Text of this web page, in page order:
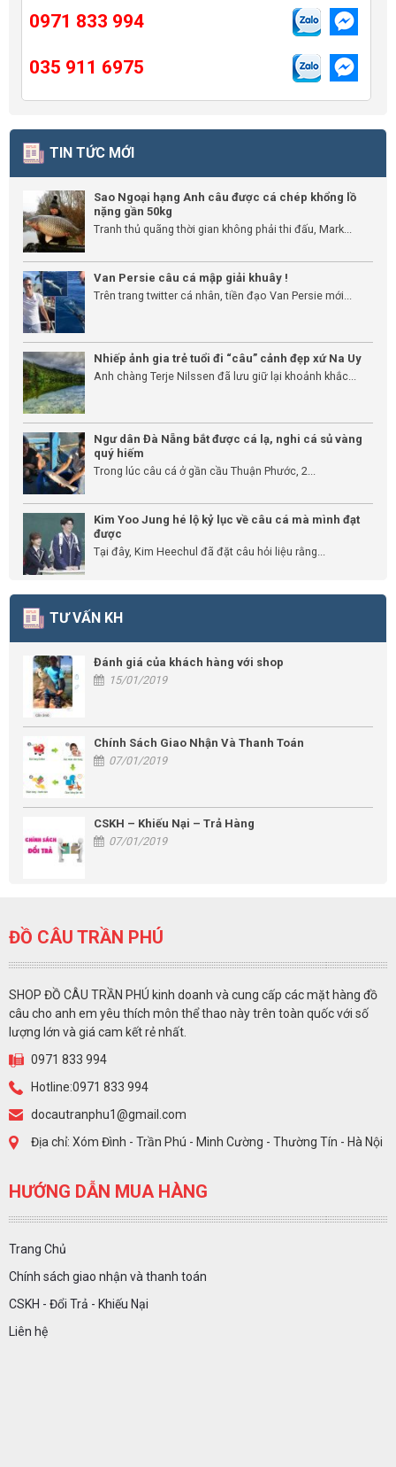
0971 833 994
035 911 6975
TIN TỨC MỚI
Sao Ngoại hạng Anh câu được cá chép khổng lồ
nặng gần 50kg
Tranh thủ quãng thời gian không phải thi đấu, Mark...
Van Persie câu cá mập giải khuây !
Trên trang twitter cá nhân, tiền đạo Van Persie mới...
Nhiếp ảnh gia trẻ tuổi đi “câu” cảnh đẹp xứ Na Uy
Anh chàng Terje Nilssen đã lưu giữ lại khoảnh khắc...
Ngư dân Đà Nẵng bắt được cá lạ, nghi cá sủ vàng
quý hiếm
Trong lúc câu cá ở gần cầu Thuận Phước, 2...
Kim Yoo Jung hé lộ kỷ lục về câu cá mà mình đạt
được
Tại đây, Kim Heechul đã đặt câu hỏi liệu rằng...
TƯ VẤN KH
Đánh giá của khách hàng với shop
15/01/2019
Chính Sách Giao Nhận Và Thanh Toán
07/01/2019
CSKH – Khiếu Nại – Trả Hàng
07/01/2019
ĐỒ CÂU TRẦN PHÚ
SHOP ĐỒ CÂU TRẦN PHÚ kinh doanh và cung cấp các mặt hàng đồ
câu cho anh em yêu thích môn thể thao này trên toàn quốc với số
lượng lớn và giá cam kết rẻ nhất.
0971 833 994
Hotline:0971 833 994
docautranphu1@gmail.com
Địa chỉ: Xóm Đình - Trần Phú - Minh Cường - Thường Tín - Hà Nội
HƯỚNG DẪN MUA HÀNG
Trang Chủ
Chính sách giao nhận và thanh toán
CSKH - Đổi Trả - Khiếu Nại
Liên hệ